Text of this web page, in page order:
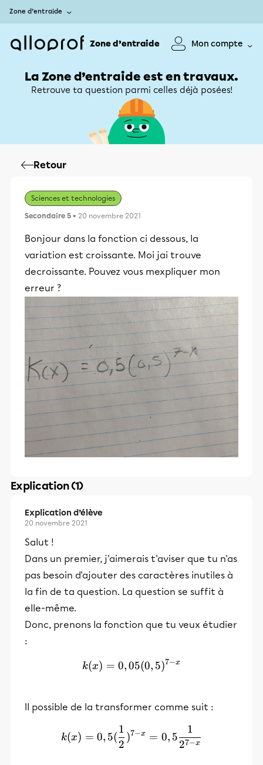
Zone d’entraide
Zone d’entraide Mon compte
La Zone d’entraide est en travaux.
Retrouve ta question parmi celles déjà posées!
Retour
Sciences et technologies
Secondaire 5 • 20 novembre 2021
Bonjour dans la fonction ci dessous, la
variation est croissante. Moi jai trouve
decroissante. Pouvez vous mexpliquer mon
erreur ?
Explication (1)
Explication d’élève
20 novembre 2021
Salut !
Dans un premier, j'aimerais t'aviser que tu n'as
pas besoin d'ajouter des caractères inutiles à
la fin de ta question. La question se suffit à
elle-même.
Donc, prenons la fonction que tu veux étudier
:
k(x)=0,05(0,5)^{7-x}
k(x) = 0,05(0, 5)7−x
Il possible de la transformer comme suit :
k(x) = 0, 5(
2
1
)7−x = 0, 5
27−x
1